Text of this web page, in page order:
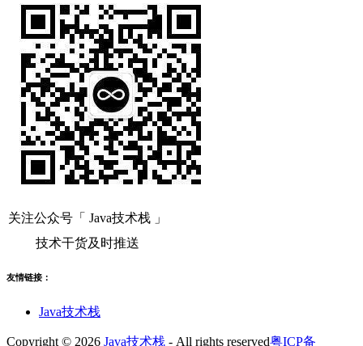
关注公众号「 Java技术栈 」
技术干货及时推送
友情链接：
Java技术栈
Copyright © 2026 Java技术栈 - All rights reserved粤ICP备